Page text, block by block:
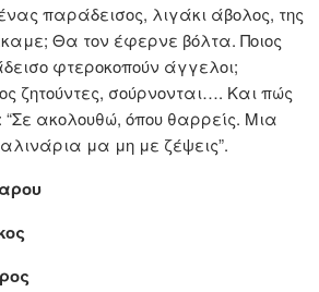
παράδεισος, λιγάκι άβολος, της
Θα τον έφερνε βόλτα. Ποιος
φτεροκοπούν άγγελοι;
ζητούντες, σούρνονται…. Και πώς
“Σε ακολουθώ, όπου θαρρείς. Μια
μα μη με ζέψεις”.